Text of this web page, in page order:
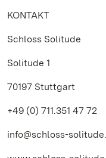
KONTAKT
Schloss Solitude
Solitude 1
70197 Stuttgart
+49 (0) 711.351 47 72
info@schloss-